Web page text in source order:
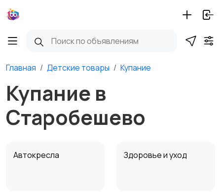
Главная Детские товары Купание
Купание в
Старобешево
Автокресла Здоровье и уход